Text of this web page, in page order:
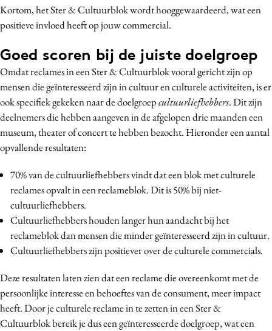
Kortom, het Ster & Cultuurblok wordt hooggewaardeerd, wat een
positieve invloed heeft op jouw commercial.
Goed scoren bij de juiste doelgroep
Omdat reclames in een Ster & Cultuurblok vooral gericht zijn op
mensen die geïnteresseerd zijn in cultuur en culturele activiteiten, is er
ook specifiek gekeken naar de doelgroepcultuurliefhebbers. Dit zijn
deelnemers die hebben aangeven in de afgelopen drie maanden een
museum, theater of concert te hebben bezocht. Hieronder een aantal
opvallende resultaten:
70% van de cultuurliefhebbers vindt dat een blok met culturele
reclames opvalt in een reclameblok. Dit is 50% bij niet-
cultuurliefhebbers.
Cultuurliefhebbers houden langer hun aandacht bij het
reclameblok dan mensen die minder geïnteresseerd zijn in cultuur.
Cultuurliefhebbers zijn positiever over de culturele commercials.
Deze resultaten laten zien dat een reclame die overeenkomt met de
persoonlijke interesse en behoeftes van de consument, meer impact
heeft. Door je culturele reclame in te zetten in een Ster &
Cultuurblok bereik je dus een geïnteresseerde doelgroep, wat een